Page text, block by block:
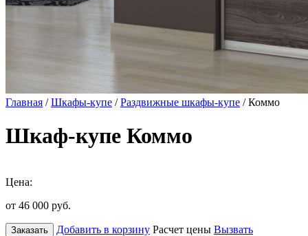
Главная /Шкафы-купе /Раздвижные шкафы-купе / Коммо
Шкаф-купе Коммо
Цена:
от 46 000 руб.
Заказать Добавить в корзину Расчет цены Вызвать